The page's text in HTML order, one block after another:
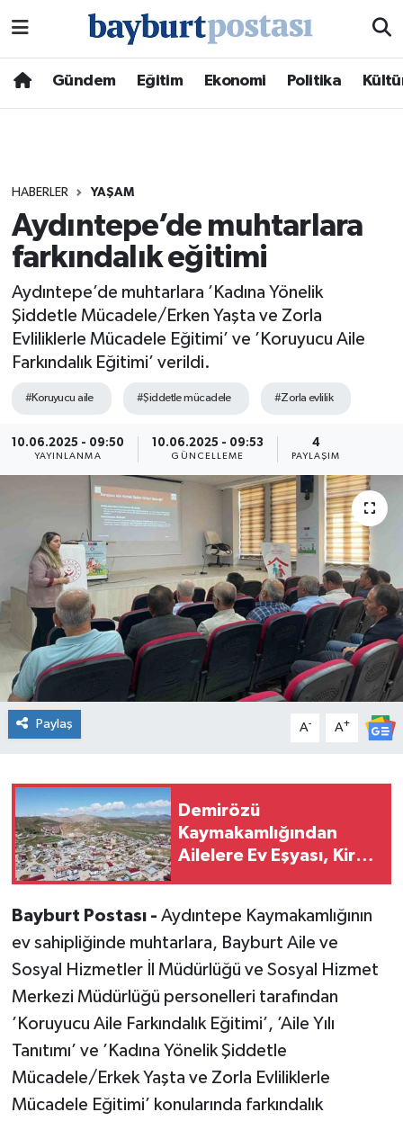
Gündem Eğitim Ekonomi Politika
HABERLER YAŞAM
Aydıntepe’de muhtarlara
farkındalık eğitimi
Aydıntepe’de muhtarlara ’Kadına Yönelik
Şiddetle Mücadele/Erken Yaşta ve Zorla
Evliliklerle Mücadele Eğitimi’ ve ’Koruyucu Aile
Farkındalık Eğitimi’ verildi.
#Koruyucu aile #Şiddetle mücadele #Zorla evlilik
10.06.2025 - 09:50
YAYINLANMA
10.06.2025 - 09:53
GÜNCELLEME
4
PAYLAŞIM
Paylaş A- A+
Demirözü
Kaymakamlığından
Ailelere Ev Eşyası, Kira,
Bayburt Postası - Aydıntepe Kaymakamlığının
ev sahipliğinde muhtarlara, Bayburt Aile ve
Sosyal Hizmetler İl Müdürlüğü ve Sosyal Hizmet
Merkezi Müdürlüğü personelleri tarafından
’Koruyucu Aile Farkındalık Eğitimi’, ’Aile Yılı
Tanıtımı’ ve ’Kadına Yönelik Şiddetle
Mücadele/Erkek Yaşta ve Zorla Evliliklerle
Mücadele Eğitimi’ konularında farkındalık
Hava Durumu
Süper Lig Puan Durumu ve Fikstür
Tüm Manşetler
Son Dakika Haberleri